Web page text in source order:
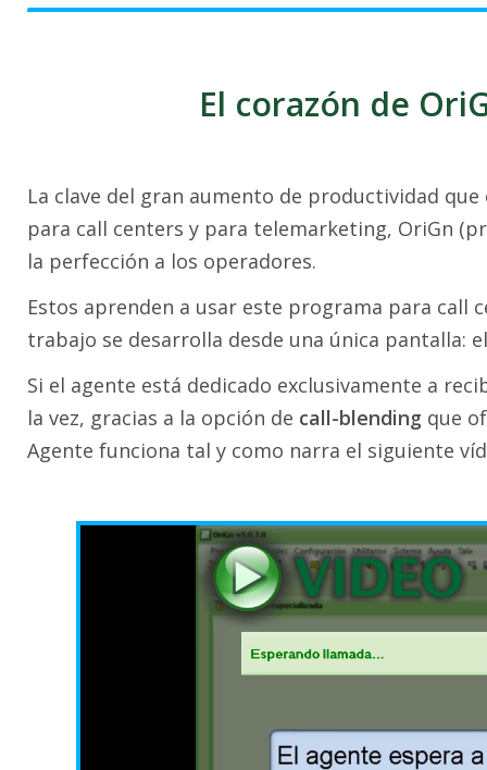
El corazón de
La clave del gran aumento de productividad
para call centers y para telemarketing, OriGn
la perfección a los operadores.
Estos aprenden a usar este programa para
trabajo se desarrolla desde una única pantalla:
Si el agente está dedicado exclusivamente a
la vez, gracias a la opción de call-blending que
Agente funciona tal y como narra el siguiente